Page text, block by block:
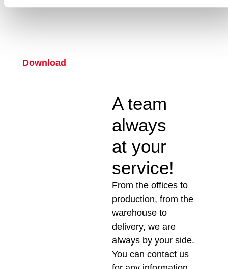
catalog
Download
A team
always
at your
service!
From the offices to
production, from the
warehouse to
delivery, we are
always by your side.
You can contact us